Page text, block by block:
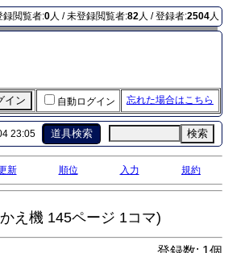
録閲覧者:0人 / 未登録閲覧者:82人 / 登録者:2504人
自動ログイン 忘れた場合はこちら
23:05 道具検索 検索
新 順位 入力 規約
え機 145ページ 1コマ)